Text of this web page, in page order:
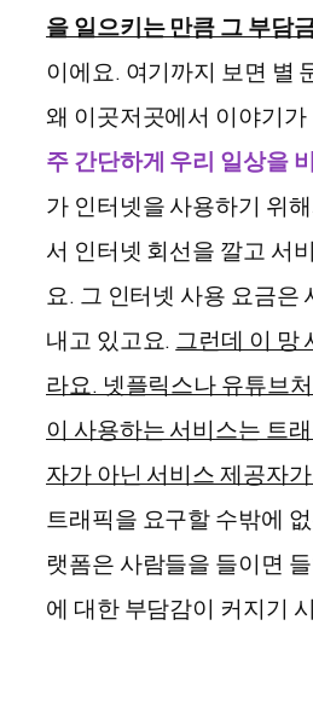
을 일으키는 만큼 그 부담
이에요. 여기까지 보면 별
왜 이곳저곳에서 이야기
주 간단하게 우리 일상을
가 인터넷을 사용하기 위해
서 인터넷 회선을 깔고 서
요. 그 인터넷 사용 요금은
내고 있고요. 그런데 이 망
라요. 넷플릭스나 유튜브
이 사용하는 서비스는 트
자가 아닌 서비스 제공자
트래픽을 요구할 수밖에
랫폼은 사람들을 들이면
에 대한 부담감이 커지기